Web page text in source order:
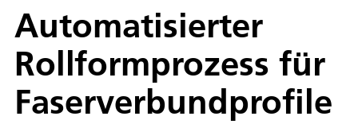
Automatisierter
Rollformprozess für
Faserverbundprofile